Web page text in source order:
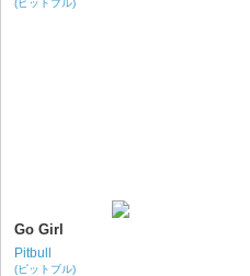
(ピットブル)
Go Girl
Pitbull
(ピットブル)